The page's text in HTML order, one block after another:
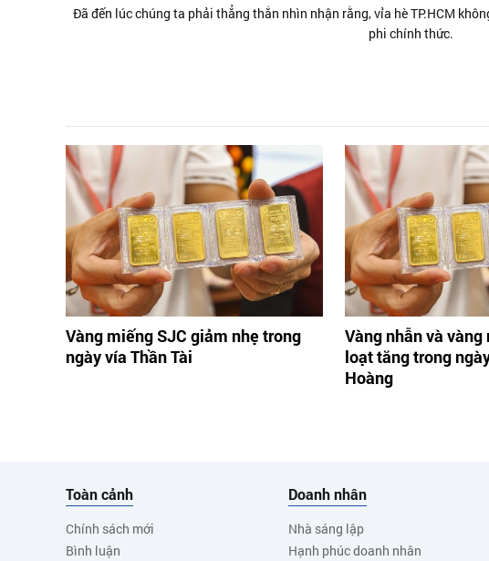
Đã đến lúc chúng ta phải thẳng thắn nhìn nhận rằng, vỉa hè TP.HCM
phi chính thức.
Vàng miếng SJC giảm nhẹ trong
ngày vía Thần Tài
Vàng nhẫn và
loạt tăng trong
Hoàng
Toàn cảnh
Chính sách mới
Bình luận
Doanh nhân
Nhà sáng lập
Hạnh phúc doanh nhân